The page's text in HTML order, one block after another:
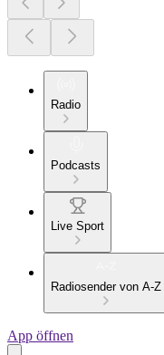
Radio
Podcasts
Live Sport
Radiosender von A-Z
App öffnen